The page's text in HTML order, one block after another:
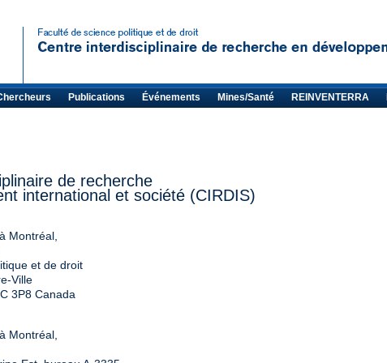
Publications Événements Mines/Santé REINVENTERRA
de recherche
international et société (CIRDIS)
Montréal,
et de droit
Ville
3P8 Canada
Montréal,